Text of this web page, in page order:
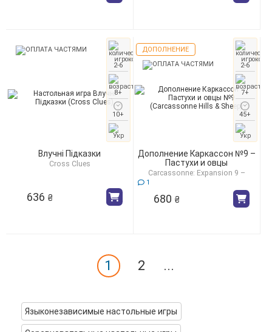
Языконезависимые настольные игры
Влучні Підказки
Cross Clues
2-6
8+
10+
636 ₴
Дополнение Каркассон №9 –
Пастухи и овцы
Carcassonne: Expansion 9 –
2-6
7+
45+
ДОПОЛНЕНИЕ
1
680 ₴
1 2 ...